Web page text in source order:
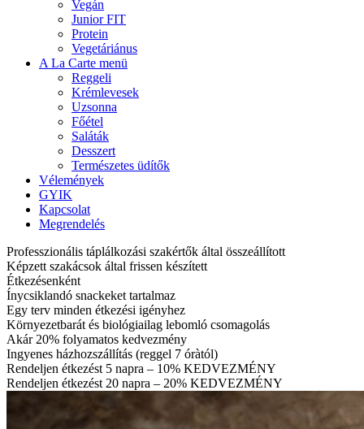
Vegán
Junior FIT
Protein
Vegetáriánus
A La Carte menü
Reggeli
Krémlevesek
Uzsonna
Főétel
Saláták
Desszert
Természetes üdítők
Vélemények
GYIK
Kapcsolat
Megrendelés
Professzionális táplálkozási szakértők által összeállított
Képzett szakácsok által frissen készített
Étkezésenként
Ínycsiklandó snackeket tartalmaz
Egy terv minden étkezési igényhez
Környezetbarát és biológiailag lebomló csomagolás
Akár 20% folyamatos kedvezmény
Ingyenes házhozszállítás (reggel 7 óràtól)
Rendeljen étkezést 5 napra – 10% KEDVEZMÉNY
Rendeljen étkezést 20 napra – 20% KEDVEZMÉNY